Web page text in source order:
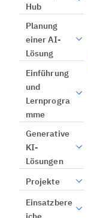
Hub
Planung
einer AI-
Lösung
Einführung
und
Lernprogra
mme
Generative
KI-
Lösungen
Projekte
Einsatzbere